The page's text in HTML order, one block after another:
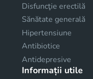
Disfuncţie erectilă
Sănătate generală
Hipertensiune
Antibiotice
Antidepresive
Informații utile